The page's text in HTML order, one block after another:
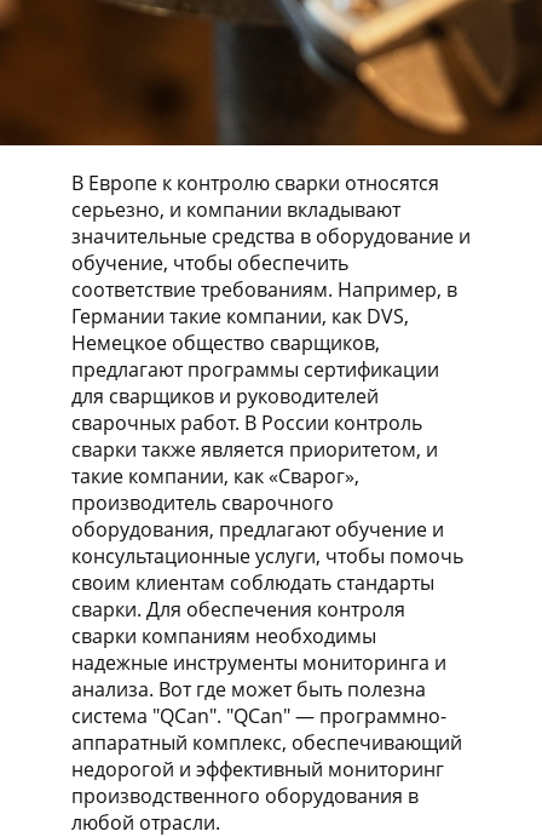
В Европе к контролю сварки относятся
серьезно, и компании вкладывают
значительные средства в оборудование и
обучение, чтобы обеспечить
соответствие требованиям. Например, в
Германии такие компании, как DVS,
Немецкое общество сварщиков,
предлагают программы сертификации
для сварщиков и руководителей
сварочных работ. В России контроль
сварки также является приоритетом, и
такие компании, как «Сварог»,
производитель сварочного
оборудования, предлагают обучение и
консультационные услуги, чтобы помочь
своим клиентам соблюдать стандарты
сварки. Для обеспечения контроля
сварки компаниям необходимы
надежные инструменты мониторинга и
анализа. Вот где может быть полезна
система "QCan". "QCan" — программно-
аппаратный комплекс, обеспечивающий
недорогой и эффективный мониторинг
производственного оборудования в
любой отрасли.